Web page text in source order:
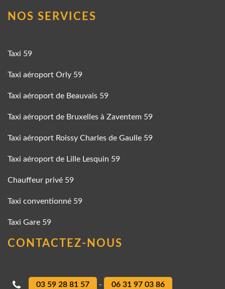
NOS SERVICES
Taxi 59
Taxi aéroport Orly 59
Taxi aéroport de Beauvais 59
Taxi aéroport de Bruxelles à Zaventem 59
Taxi aéroport Roissy Charles de Gaulle 59
Taxi aéroport de Lille Lesquin 59
Chauffeur privé 59
Taxi conventionné 59
Taxi Gare 59
CONTACTEZ-NOUS
03 59 28 81 57 - 06 31 97 03 86